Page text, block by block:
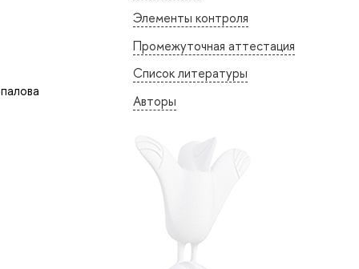
Элементы контроля
Промежуточная аттестация
Список литературы
Авторы